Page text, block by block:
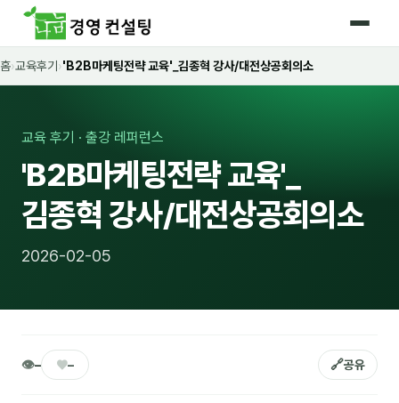
홈
🤖 AI · IT 교육
📈 마케팅 · 영업
🤝 B2B 세일즈
🌏 글로벌 비즈니스
홈›교육후기 ›'B2B마케팅전략 교육'_김종혁 강사/대전상공회의소
교육 후기 · 출강 레퍼런스
'B2B마케팅전략 교육'_
김종혁 강사/대전상공회의소
2026-02-05
👁– ♥– 🔗공유